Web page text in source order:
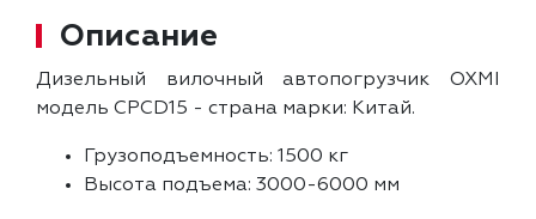
Описание
Дизельный вилочный автопогрузчик OXMI
модель CPCD15 - страна марки: Китай.
Грузоподъемность: 1500 кг
Высота подъема: 3000-6000 мм